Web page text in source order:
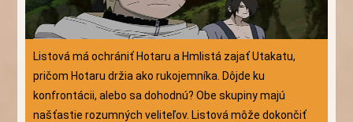
Listová má ochrániť Hotaru a Hmlistá zajať Utakatu,
pričom Hotaru držia ako rukojemníka. Dôjde ku
konfrontácii, alebo sa dohodnú? Obe skupiny majú
našťastie rozumných veliteľov. Listová môže dokončiť